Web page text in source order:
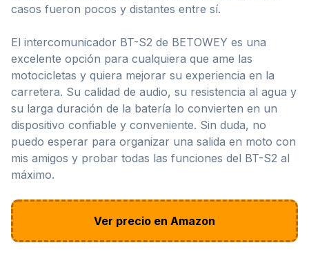
casos fueron pocos y distantes entre sí.
El intercomunicador BT-S2 de BETOWEY es una
excelente opción para cualquiera que ame las
motocicletas y quiera mejorar su experiencia en la
carretera. Su calidad de audio, su resistencia al agua y
su larga duración de la batería lo convierten en un
dispositivo confiable y conveniente. Sin duda, no
puedo esperar para organizar una salida en moto con
mis amigos y probar todas las funciones del BT-S2 al
máximo.
Ver precio en Amazon